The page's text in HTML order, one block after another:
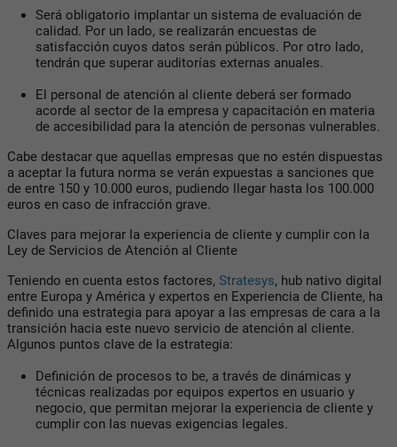
Será obligatorio implantar un sistema de evaluación de
calidad. Por un lado, se realizarán encuestas de
satisfacción cuyos datos serán públicos. Por otro lado,
tendrán que superar auditorías externas anuales.
El personal de atención al cliente deberá ser formado
acorde al sector de la empresa y capacitación en materia
de accesibilidad para la atención de personas vulnerables.
Cabe destacar que aquellas empresas que no estén dispuestas
a aceptar la futura norma se verán expuestas a sanciones que
de entre 150 y 10.000 euros, pudiendo llegar hasta los 100.000
euros en caso de infracción grave.
Claves para mejorar la experiencia de cliente y cumplir con la
Ley de Servicios de Atención al Cliente
Teniendo en cuenta estos factores, Stratesys, hub nativo digital
entre Europa y América y expertos en Experiencia de Cliente, ha
definido una estrategia para apoyar a las empresas de cara a la
transición hacia este nuevo servicio de atención al cliente.
Algunos puntos clave de la estrategia:
Definición de procesos to be, a través de dinámicas y
técnicas realizadas por equipos expertos en usuario y
negocio, que permitan mejorar la experiencia de cliente y
cumplir con las nuevas exigencias legales.